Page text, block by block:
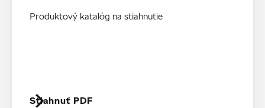
Produktový katalóg na stiahnutie
Stiahnuť PDF